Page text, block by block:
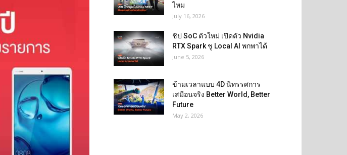
ไหม
July 16, 2026
ชิป SoC ตัวใหม่ เปิดตัว Nvidia
RTX Spark ชู Local AI พกพาได้
June 5, 2026
ข้ามเวลาแบบ 4D นิทรรศการ
เสมือนจริง Better World, Better
Future
May 2, 2026